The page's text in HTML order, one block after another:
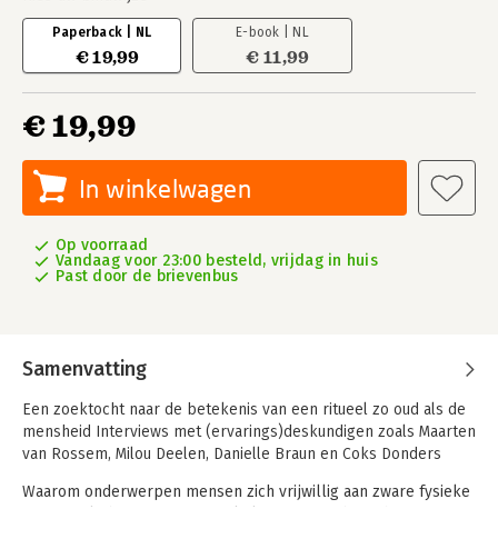
Paperback | NL
€ 19,99
E-book | NL
€ 11,99
€ 19,99
In winkelwagen
Op voorraad
Vandaag voor 23:00 besteld, vrijdag in huis
Past door de brievenbus
Samenvatting
Een zoektocht naar de betekenis van een ritueel zo oud als de
mensheid Interviews met (ervarings)deskundigen zoals Maarten
van Rossem, Milou Deelen, Danielle Braun en Coks Donders
Waarom onderwerpen mensen zich vrijwillig aan zware fysieke